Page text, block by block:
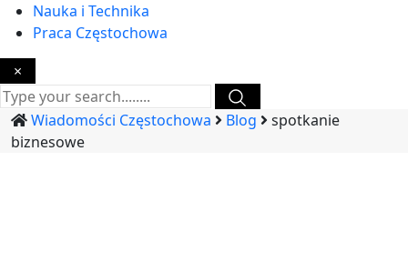
Nauka i Technika
Praca Częstochowa
×
Wiadomości Częstochowa Blog
spotkanie
biznesowe